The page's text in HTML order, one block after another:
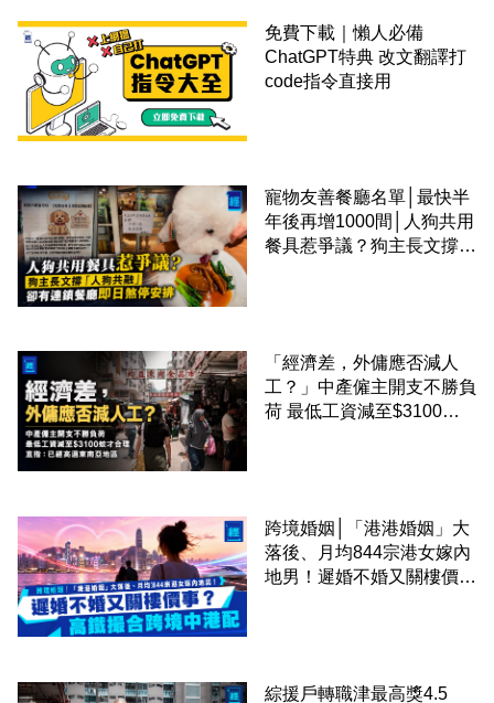
免費下載｜懶人必備
ChatGPT特典 改文翻譯打
code指令直接用
寵物友善餐廳名單│最快半
年後再增1000間│人狗共用
餐具惹爭議？狗主長文撐
「經濟差，外傭應否減人
工？」中產僱主開支不勝負
荷 最低工資減至$3100蚊
跨境婚姻│「港港婚姻」大
落後、月均844宗港女嫁內
地男！遲婚不婚又關樓價
綜援戶轉職津最高獎4.5